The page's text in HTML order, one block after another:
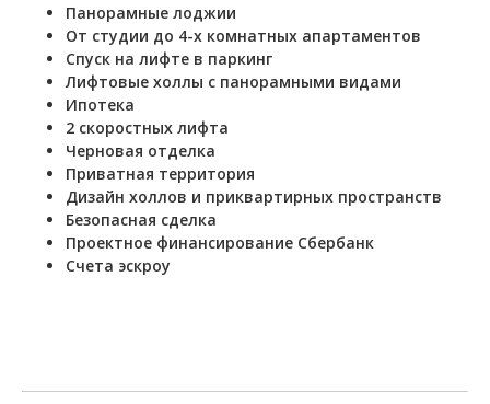
Панорамные лоджии
От студии до 4-х комнатных апартаментов
Спуск на лифте в паркинг
Лифтовые холлы с панорамными видами
Ипотека
2 скоростных лифта
Черновая отделка
Приватная территория
Дизайн холлов и приквартирных пространств
Безопасная сделка
Проектное финансирование Сбербанк
Счета эскроу